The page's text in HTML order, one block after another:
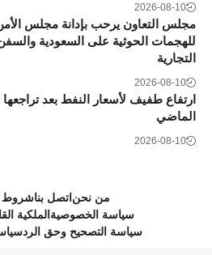
2026-08-10
مجلس التعاون يرحب بإدانة مجلس
للهجمات الحوثية على السعودية
التجارية
2026-08-10
ارتفاع طفيف لأسعار النفط بعد تراجعها
الماضي
2026-08-10
من نحناتصل بناشروط
سياسة الخصوصيةالملكية
سياسة التصحيح وحق الرد